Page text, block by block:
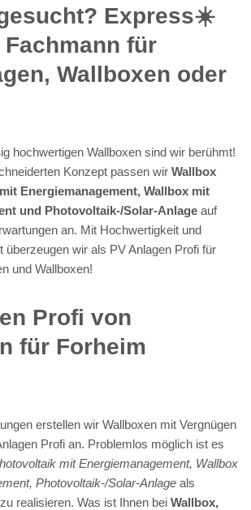
Express☀️
für
Wallboxen oder
hochwertigen Wallboxen sind wir berühmt!
Konzept passen wir Wallbox
Energiemanagement, Wallbox mit
und Photovoltaik-/Solar-Anlage auf
an. Mit Hochwertigkeit und
überzeugen wir als PV Anlagen Profi für
und Wallboxen!
Profi von
für Forheim
erstellen wir Wallboxen mit Vergnügen
Profi an. Problemlos möglich ist es
mit Energiemanagement, Wallbox
Photovoltaik-/Solar-Anlage als
realisieren. Was ist Ihnen bei Wallbox,